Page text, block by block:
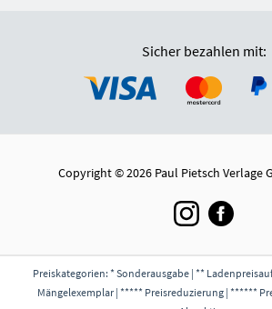
Sicher bezahlen mit:
Copyright © 2026 Paul Pietsch Verlage
Preiskategorien: * Sonderausgabe | **
Mängelexemplar | ***** Preisreduzierung | ******